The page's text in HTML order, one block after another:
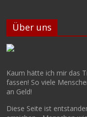
Über uns
Kaum hätte ich mir das
fassen! So viele
an Geld!
Diese Seite ist